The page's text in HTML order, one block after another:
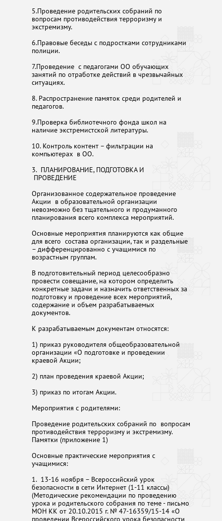
5.Проведение родительских собраний по
вопросам противодействия терроризму и
экстремизму.
6.Правовые беседы с подростками сотрудниками
полиции.
7.Проведение с педагогами ОО обучающих
занятий по отработке действий в чрезвычайных
ситуациях.
8. Распространение памяток среди родителей и
педагогов.
9.Проверка библиотечного фонда школ на
наличие экстремистской литературы.
10. Контроль контент – фильтрации на
компьютерах в ОО.
3. ПЛАНИРОВАНИЕ, ПОДГОТОВКА И
ПРОВЕДЕНИЕ
Организованное содержательное проведение
Акции в образовательной организации
невозможно без тщательного и продуманного
планирования всего комплекса мероприятий.
Основные мероприятия планируются как общие
для всего состава организации, так и раздельные
– дифференцированно с учащимися по
возрастным группам.
В подготовительный период целесообразно
провести совещание, на котором определить
конкретные задачи и назначить ответственных за
подготовку и проведение всех мероприятий,
содержание и объем разрабатываемых
документов.
К разрабатываемым документам относятся:
1) приказ руководителя общеобразовательной
организации «О подготовке и проведении
краевой Акции;
2) план проведения краевой Акции;
3) приказ по итогам Акции.
Мероприятия с родителями:
Проведение родительских собраний по вопросам
противодействия терроризму и экстремизму.
Памятки (приложение 1)
Основные практические мероприятия с
учащимися:
1. 13-16 ноября – Всероссийский урок
безопасности в сети Интернет (1-11 классы)
(Методические рекомендации по проведению
урока и родительского собрания по теме - письмо
МОН КК от 20.10.2015 г. № 47-16359/15-14 «О
проведении Всероссийского урока безопасности